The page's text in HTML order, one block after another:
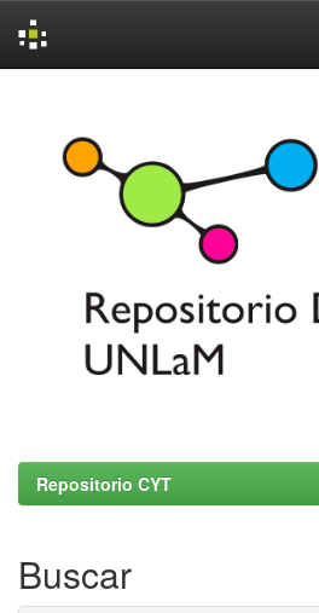
Repositorio CYT
Buscar